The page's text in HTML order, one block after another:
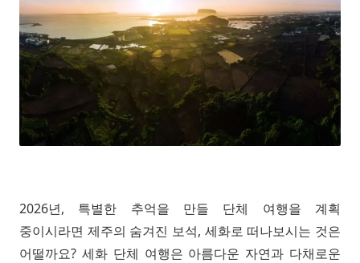
2026년, 특별한 추억을 만들 단체 여행을 계획
중이시라면 제주의 숨겨진 보석, 세화로 떠나보시는 것은
어떨까요? 세화 단체 여행은 아름다운 자연과 다채로운